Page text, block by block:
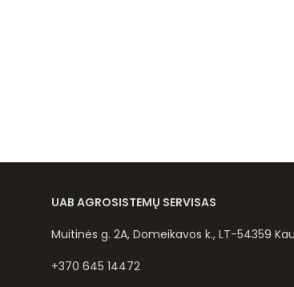
UAB AGROSISTEMŲ SERVISAS
Muitinės g. 2A, Domeikavos k., LT-54359
+370 645 14472